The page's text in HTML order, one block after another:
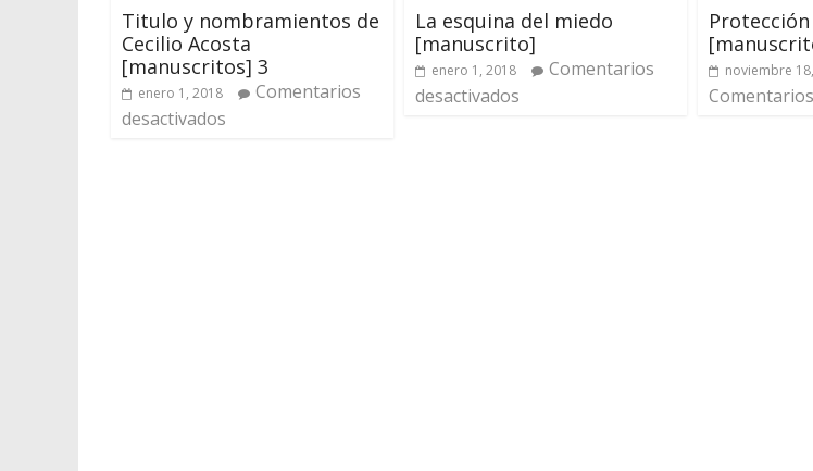
Titulo y nombramientos de
Cecilio Acosta
[manuscritos] 3
enero 1, 2018
Comentarios
desactivados
La esquina del miedo
[manuscrito]
enero 1, 2018
Comentarios
desactivados
noviembre